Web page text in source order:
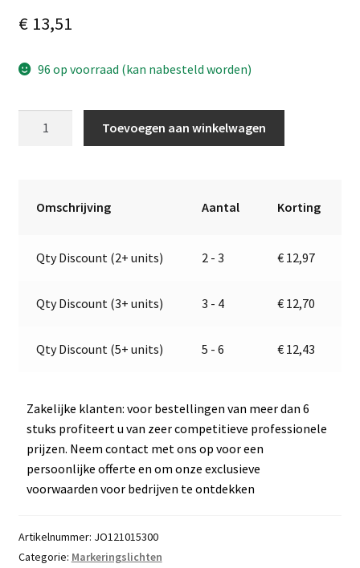
€13,51
96 op voorraad (kan nabesteld worden)
05024
Toevoegen aan winkelwagen
r
t
v
Omschrijving Aantal Korting
Qty Discount (2+ units) 2 - 3 € 12,97
Qty Discount (3+ units) 3 - 4 € 12,70
Qty Discount (5+ units) 5 - 6 € 12,43
Zakelijke klanten: voor bestellingen van meer dan 6
stuks profiteert u van zeer competitieve professionele
prijzen. Neem contact met ons op voor een
persoonlijke offerte en om onze exclusieve
voorwaarden voor bedrijven te ontdekken
Artikelnummer: JO121015300
Categorie: Markeringslichten